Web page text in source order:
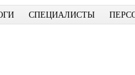
СПЕЦИАЛИСТЫ